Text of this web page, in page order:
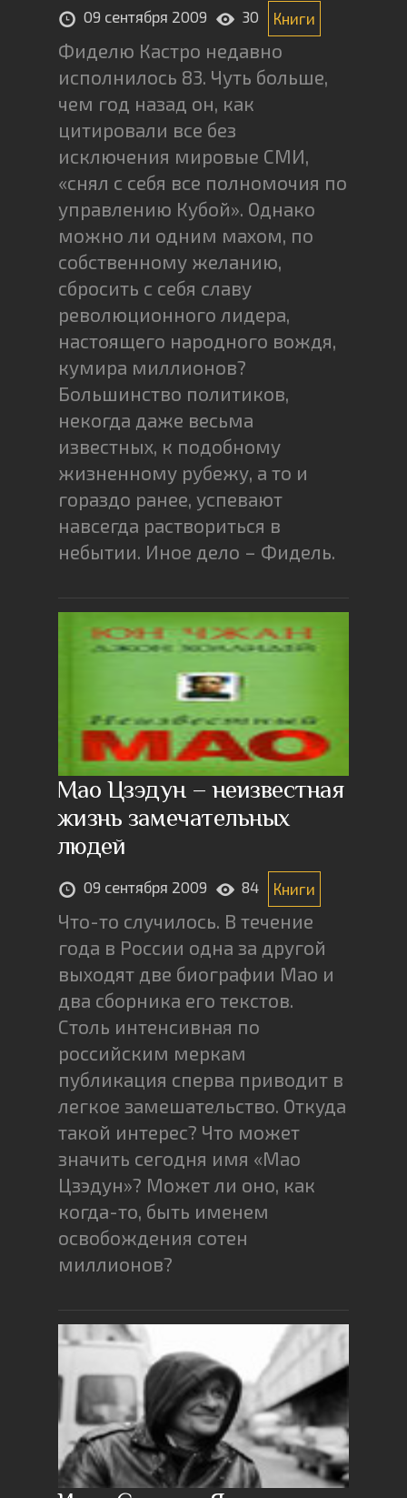
09 сентября 2009 30 Книги
Фиделю Кастро недавно
исполнилось 83. Чуть больше,
чем год назад он, как
цитировали все без
исключения мировые СМИ,
«снял с себя все полномочия по
управлению Кубой». Однако
можно ли одним махом, по
собственному желанию,
сбросить с себя славу
революционного лидера,
настоящего народного вождя,
кумира миллионов?
Большинство политиков,
некогда даже весьма
известных, к подобному
жизненному рубежу, а то и
гораздо ранее, успевают
навсегда раствориться в
небытии. Иное дело – Фидель.
Мао Цзэдун – неизвестная
жизнь замечательных
людей
09 сентября 2009 84 Книги
Что-то случилось. В течение
года в России одна за другой
выходят две биографии Мао и
два сборника его текстов.
Столь интенсивная по
российским меркам
публикация сперва приводит в
легкое замешательство. Откуда
такой интерес? Что может
значить сегодня имя «Мао
Цзэдун»? Может ли оно, как
когда-то, быть именем
освобождения сотен
миллионов?